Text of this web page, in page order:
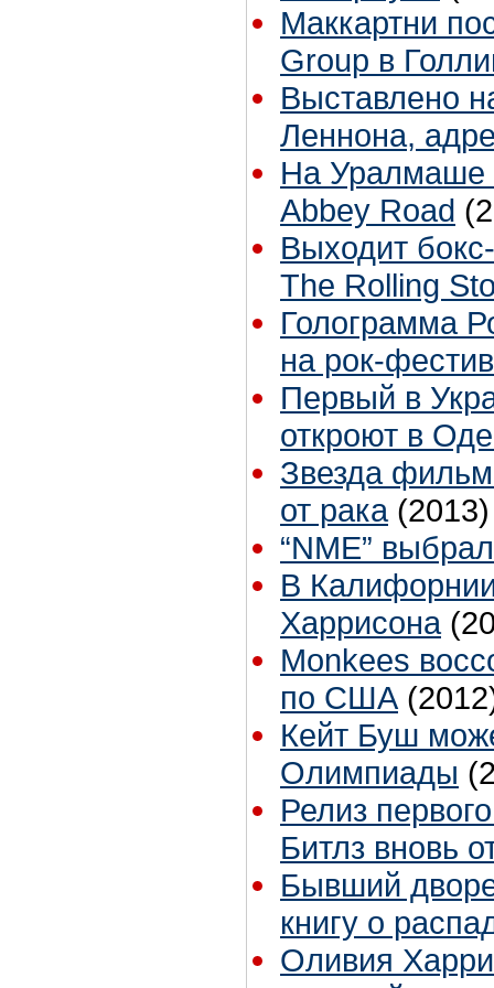
Маккартни
Group в
Выставлено
Леннона,
На Уралмаше
Abbey Road
Выходит
The Rolling
Голограмма
на рок-
Первый в
откроют в
Звезда
от рака (2013)
“NME”
В
Харрисона
Monkees
по США
Кейт Буш
Олимпиады
Релиз
Битлз вновь
Бывший
книгу о
Оливия